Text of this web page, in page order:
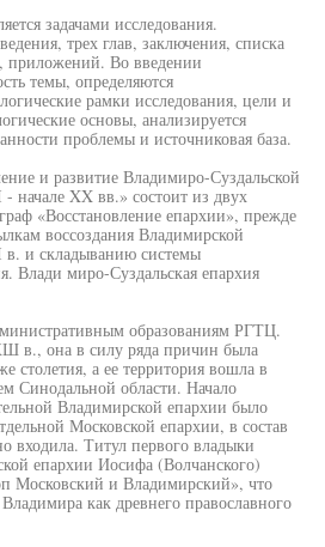
задачами исследования.
трех глав, заключения, списка
приложений. Во введении
темы, определяются
рамки исследования, цели и
основы, анализируется
проблемы и источниковая база.
и развитие Владимиро-Суздальской
начале XX вв.» состоит из двух
«Восстановление епархии», прежде
воссоздания Владимирской
и складыванию системы
Влади миро-Суздальская епархия
образованиям РГТЦ.
в., она в силу ряда причин была
столетия, а ее территория вошла в
Синодальной области. Начало
Владимирской епархии было
Московской епархии, в состав
входила. Титул первого владыки
епархии Иосифа (Волчанского)
Московский и Владимирский», что
как древнего православного